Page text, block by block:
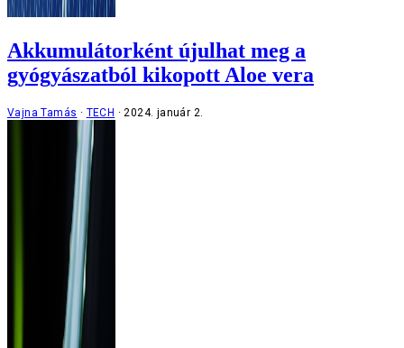
Akkumulátorként újulhat meg a
gyógyászatból kikopott Aloe vera
Vajna Tamás TECH 2024. január 2.